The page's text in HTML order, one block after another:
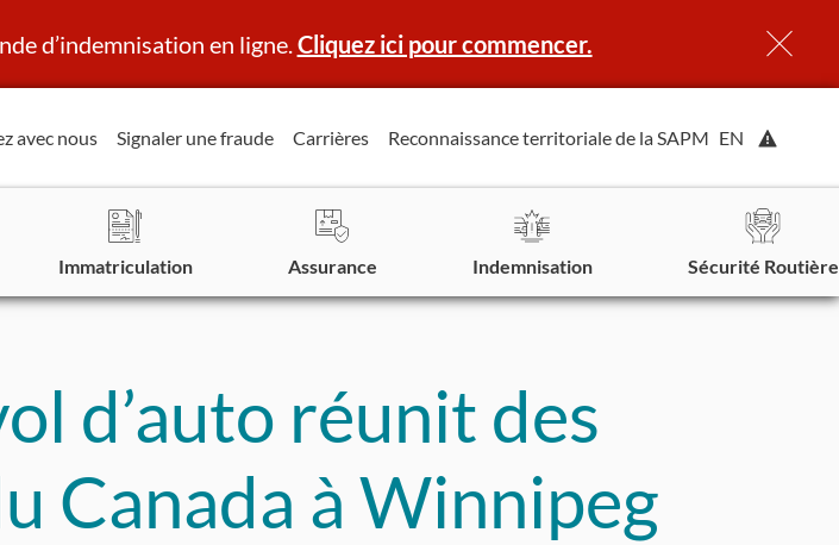
d’indemnisation en ligne.Cliquez ici pour commencer.
avec nous Signaler une fraude Carrières Reconnaissance territoriale de la SAPM EN
Immatriculation Assurance Indemnisation Sécurité Routière
d’auto réunit des
Canada à Winnipeg